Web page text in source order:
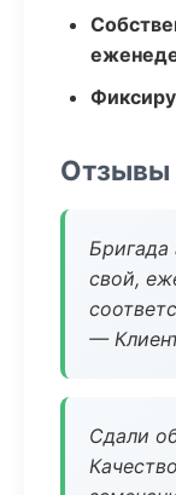
Отзывы
Бригада
свой,
—
Сдали